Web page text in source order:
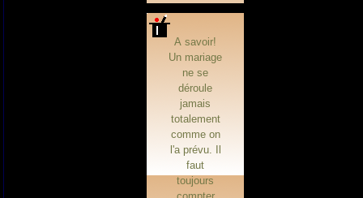
A savoir!
Un mariage
ne se
déroule
jamais
totalement
comme on
l'a prévu. Il
faut
toujours